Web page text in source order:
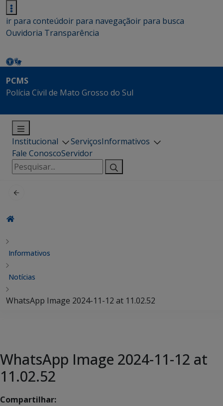
ir para conteúdoir para navegaçãoir para busca
Ouvidoria Transparência
PCMS
Polícia Civil de Mato Grosso do Sul
Institucional ServiçosInformativos
Fale ConoscoServidor
Pesquisar
por:
Informativos
Notícias
WhatsApp Image 2024-11-12 at 11.02.52
WhatsApp Image 2024-11-12 at
11.02.52
Compartilhar: